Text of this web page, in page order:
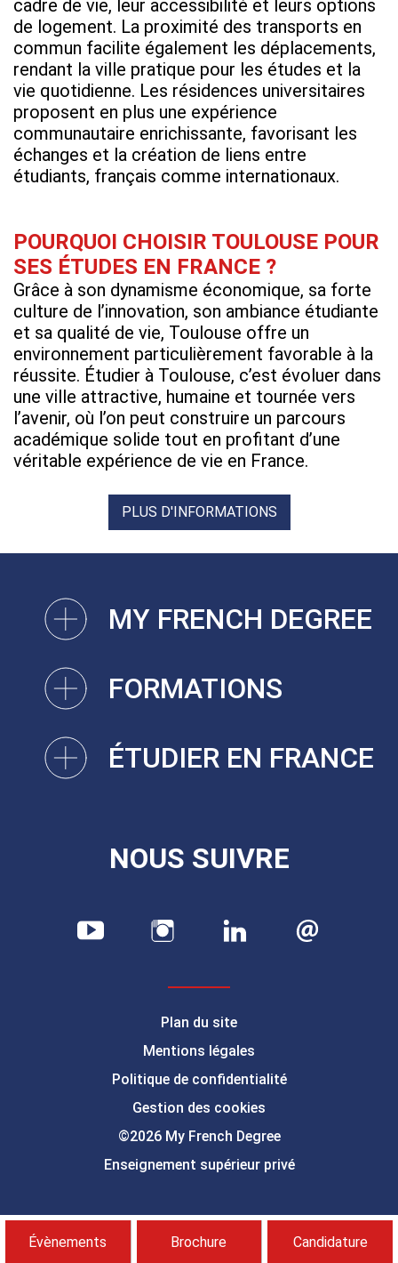
cadre de vie, leur accessibilité et leurs options
de logement. La proximité des transports en
commun facilite également les déplacements,
rendant la ville pratique pour les études et la
vie quotidienne. Les résidences universitaires
proposent en plus une expérience
communautaire enrichissante, favorisant les
échanges et la création de liens entre
étudiants, français comme internationaux.
POURQUOI CHOISIR TOULOUSE POUR
SES ÉTUDES EN FRANCE ?
Grâce à son dynamisme économique, sa forte
culture de l’innovation, son ambiance étudiante
et sa qualité de vie, Toulouse offre un
environnement particulièrement favorable à la
réussite. Étudier à Toulouse, c’est évoluer dans
une ville attractive, humaine et tournée vers
l’avenir, où l’on peut construire un parcours
académique solide tout en profitant d’une
véritable expérience de vie en France.
PLUS D'INFORMATIONS
MY FRENCH DEGREE
FORMATIONS
ÉTUDIER EN FRANCE
NOUS SUIVRE
Plan du site
Mentions légales
Politique de confidentialité
Gestion des cookies
©2026 My French Degree
Enseignement supérieur privé
Évènements Brochure Candidature